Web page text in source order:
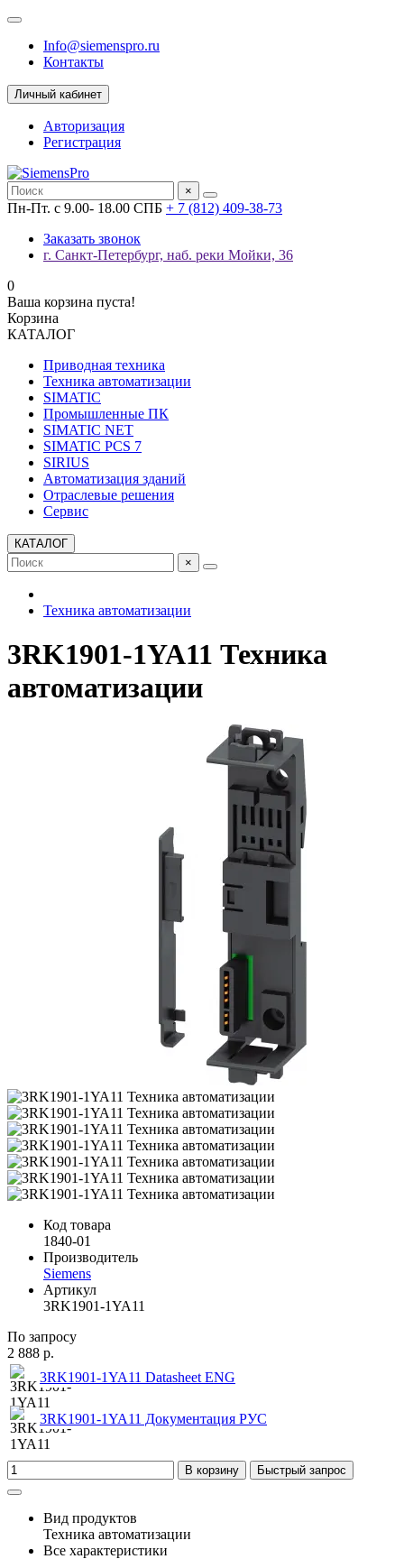
Info@siemenspro.ru
Контакты
Личный кабинет
Авторизация
Регистрация
×
Пн-Пт. с 9.00- 18.00 СПБ + 7 (812) 409-38-73
Заказать звонок
г. Санкт-Петербург, наб. реки Мойки, 36
0
Ваша корзина пуста!
Корзина
КАТАЛОГ
Приводная техника
Техника автоматизации
SIMATIC
Промышленные ПК
SIMATIC NET
SIMATIC PCS 7
SIRIUS
Автоматизация зданий
Отраслевые решения
Сервис
КАТАЛОГ
×
Техника автоматизации
3RK1901-1YA11 Техника
автоматизации
Код товара
1840-01
Производитель
Siemens
Артикул
3RK1901-1YA11
По запросу
2 888 р.
3RK1901-1YA11 Datasheet ENG
3RK1901-1YA11 Документация РУС
В корзину Быстрый запрос
Вид продуктов
Техника автоматизации
Все характеристики